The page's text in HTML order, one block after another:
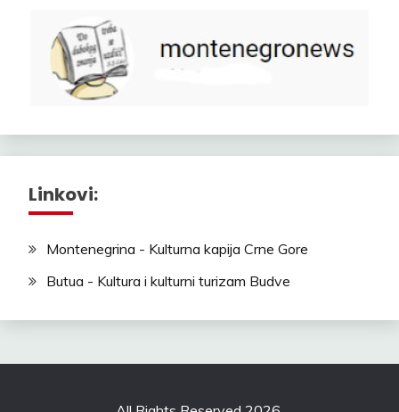
Linkovi:
Montenegrina - Kulturna kapija Crne Gore
Butua - Kultura i kulturni turizam Budve